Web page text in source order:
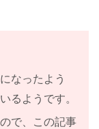
なったよう
るようです。
で、この記事